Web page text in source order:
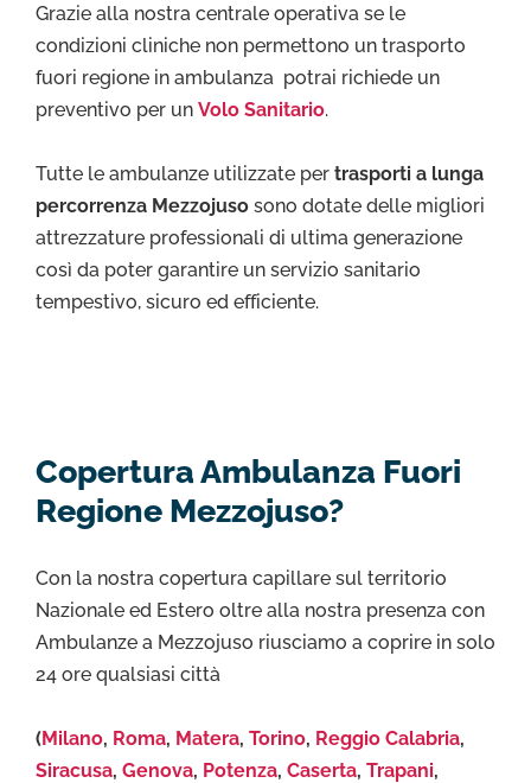
Grazie alla nostra centrale operativa se le
condizioni cliniche non permettono un trasporto
fuori regione in ambulanza potrai richiede un
preventivo per un Volo Sanitario.
Tutte le ambulanze utilizzate per trasporti a lunga
percorrenza Mezzojuso sono dotate delle migliori
attrezzature professionali di ultima generazione
così da poter garantire un servizio sanitario
tempestivo, sicuro ed efficiente.
Copertura Ambulanza Fuori
Regione Mezzojuso?
Con la nostra copertura capillare sul territorio
Nazionale ed Estero oltre alla nostra presenza con
Ambulanze a Mezzojuso riusciamo a coprire in solo
24 ore qualsiasi città
(Milano, Roma, Matera, Torino, Reggio Calabria,
Siracusa, Genova, Potenza, Caserta, Trapani,